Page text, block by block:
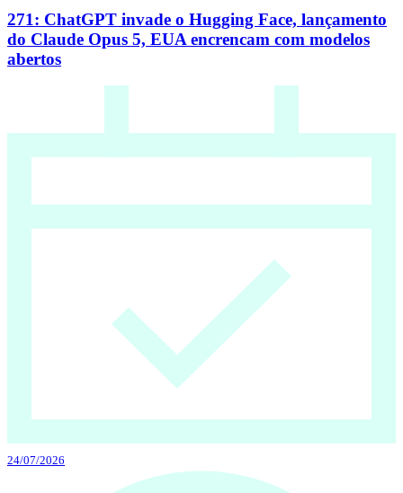
271: ChatGPT invade o Hugging Face, lançamento
do Claude Opus 5, EUA encrencam com modelos
abertos
24/07/2026